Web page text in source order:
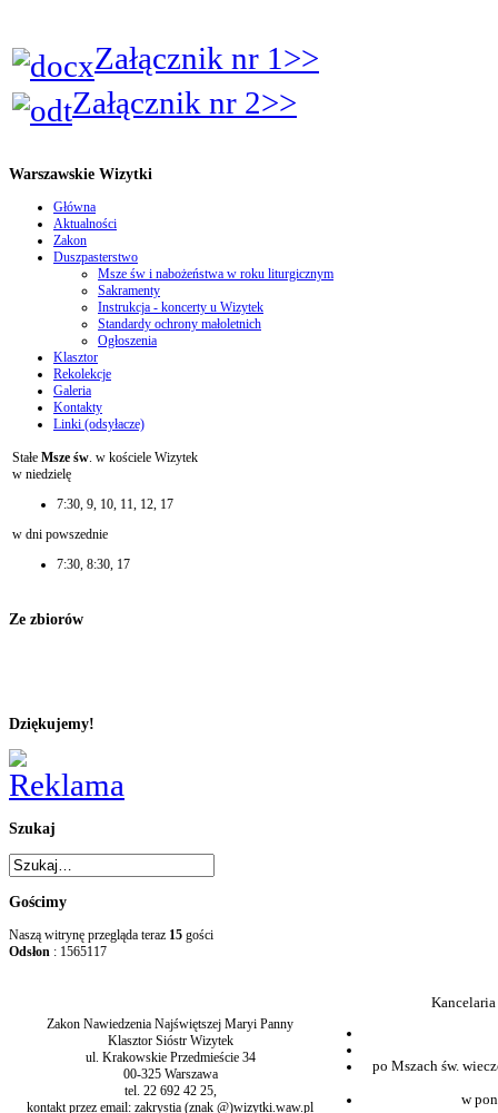
Załącznik nr 1>>
Załącznik nr 2>>
Warszawskie Wizytki
Główna
Aktualności
Zakon
Duszpasterstwo
Msze św i nabożeństwa w roku liturgicznym
Sakramenty
Instrukcja - koncerty u Wizytek
Standardy ochrony małoletnich
Ogłoszenia
Klasztor
Rekolekcje
Galeria
Kontakty
Linki (odsyłacze)
Stałe Msze św. w kościele Wizytek
w niedzielę
7:30, 9, 10, 11, 12, 17
w dni powszednie
7:30, 8:30, 17
Ze zbiorów
Dziękujemy!
Szukaj
Gościmy
Naszą witrynę przegląda teraz 15 gości
Odsłon : 1565117
Zakon Nawiedzenia Najświętszej Maryi Panny
Klasztor Sióstr Wizytek
ul. Krakowskie Przedmieście 34
00-325 Warszawa
tel. 22 692 42 25,
kontakt przez email: zakrystia (znak @)wizytki.waw.pl
po Mszach św.
w